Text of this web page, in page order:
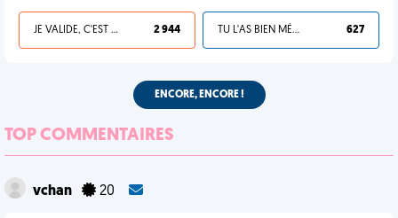
JE VALIDE, C'EST UNE VDM 2 944 TU L'AS BIEN MÉRITÉ 627
ENCORE, ENCORE !
TOP COMMENTAIRES
vchan 20